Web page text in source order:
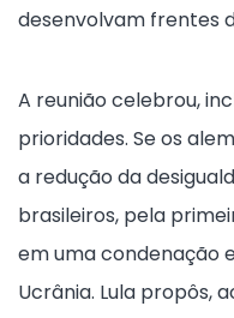
desenvolvam frentes
A reunião celebrou,
prioridades. Se os
a redução da
brasileiros, pela
em uma condenação
Ucrânia. Lula propôs,